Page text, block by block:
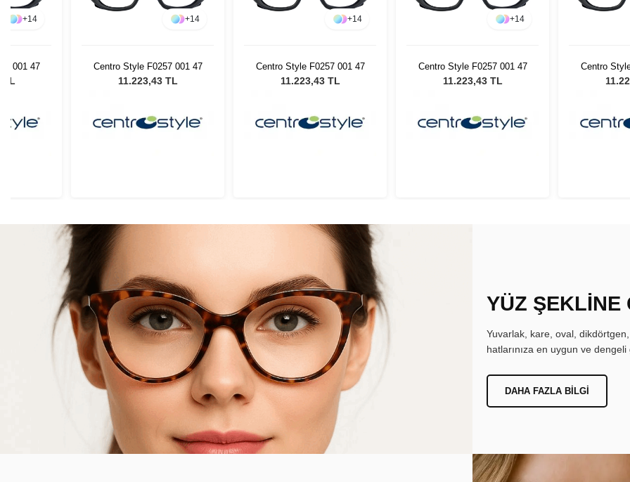
+14
001 47
TL
+14
Centro Style F0257 001 47
11.223,43 TL
+14
Centro Style F0257 001 47
11.223,43 TL
+14
Centro Style F0257 001 47
11.223,43 TL
Centro
YÜZ ŞEKLİNE
Yuvarlak, kare, oval,
hatlarınıza en uygun ve
DAHA FAZLA BILGI